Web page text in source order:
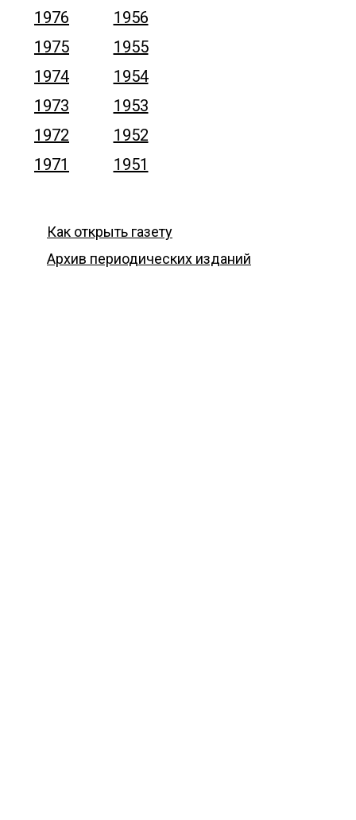
1976
1956
1975
1955
1974
1954
1973
1953
1972
1952
1971
1951
Как открыть газету
Архив периодических изданий